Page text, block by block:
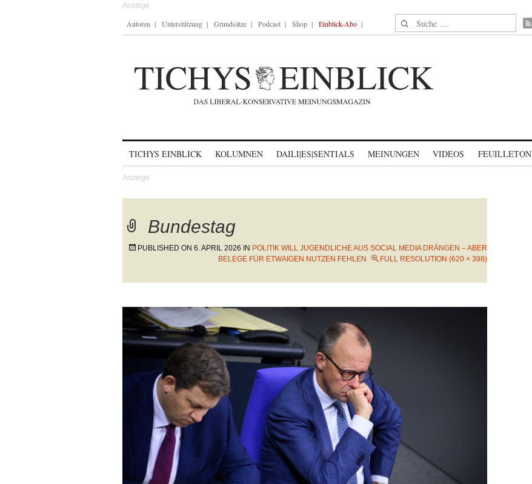
Autoren Unterstützung Grundsätze Podcast Shop Einblick-Abo Suche nach:
TICHYS EINBLICK KOLUMNEN DAILI|ES|SENTIALS MEINUNGEN VIDEOS FEUILLETON
Bundestag
PUBLISHED ON 6. APRIL 2026 IN POLITIK WILL JUGENDLICHE AUS SOCIAL MEDIA DRÄNGEN – ABER
BELEGE FÜR ETWAIGEN NUTZEN FEHLEN
FULL RESOLUTION (620 × 398)